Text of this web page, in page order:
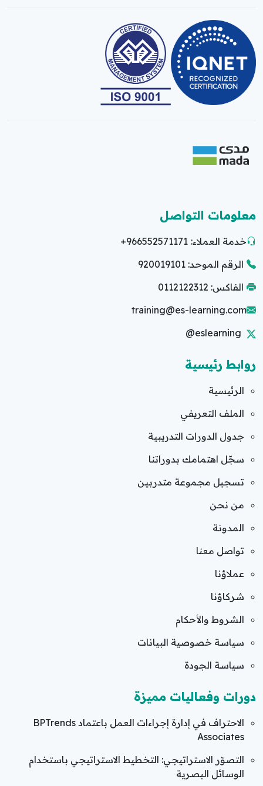
معلومات التواصل
خدمة العملاء: +966552571171
الرقم الموحد: 920019101
الفاكس: 0112122312
training@es-learning.com
@eslearning
روابط رئيسية
الرئيسية
الملف التعريفي
جدول الدورات التدريبية
سجّل اهتمامك بدوراتنا
تسجيل مجموعة متدربين
من نحن
المدونة
تواصل معنا
عملاؤنا
شركاؤنا
الشروط والأحكام
سياسة خصوصية البيانات
سياسة الجودة
دورات وفعاليات مميزة
الاحتراف في إدارة إجراءات العمل باعتماد BPTrends
Associates
التصوّر الاستراتيجي: التخطيط الاستراتيجي باستخدام
الوسائل البصرية